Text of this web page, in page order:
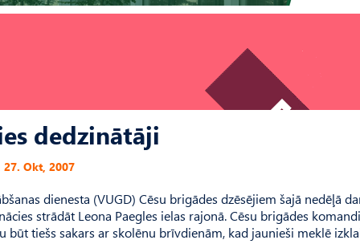
dedzinātāji
27. Okt, 2007
dienesta (VUGD) Cēsu brigādes dzēsējiem šajā nedēļā
strādāt Leona Paegles ielas rajonā. Cēsu brigādes
būt tiešs sakars ar skolēnu brīvdienām, kad jaunieši meklē